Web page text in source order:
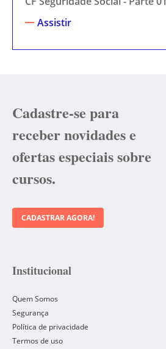
Assistir
Cadastre-se para
receber novidades e
ofertas especiais sobre
cursos.
CADASTRAR AGORA!
Institucional
Quem Somos
Segurança
Política de privacidade
Termos de uso